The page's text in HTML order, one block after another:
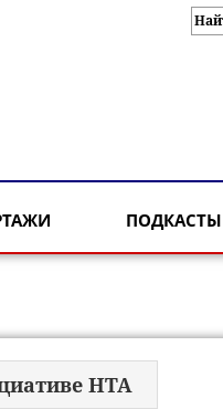
ПОДКАСТЫ
НТА